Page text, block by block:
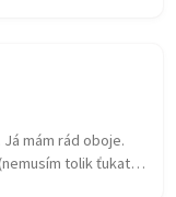
mám rád oboje.
tolik ťukat)